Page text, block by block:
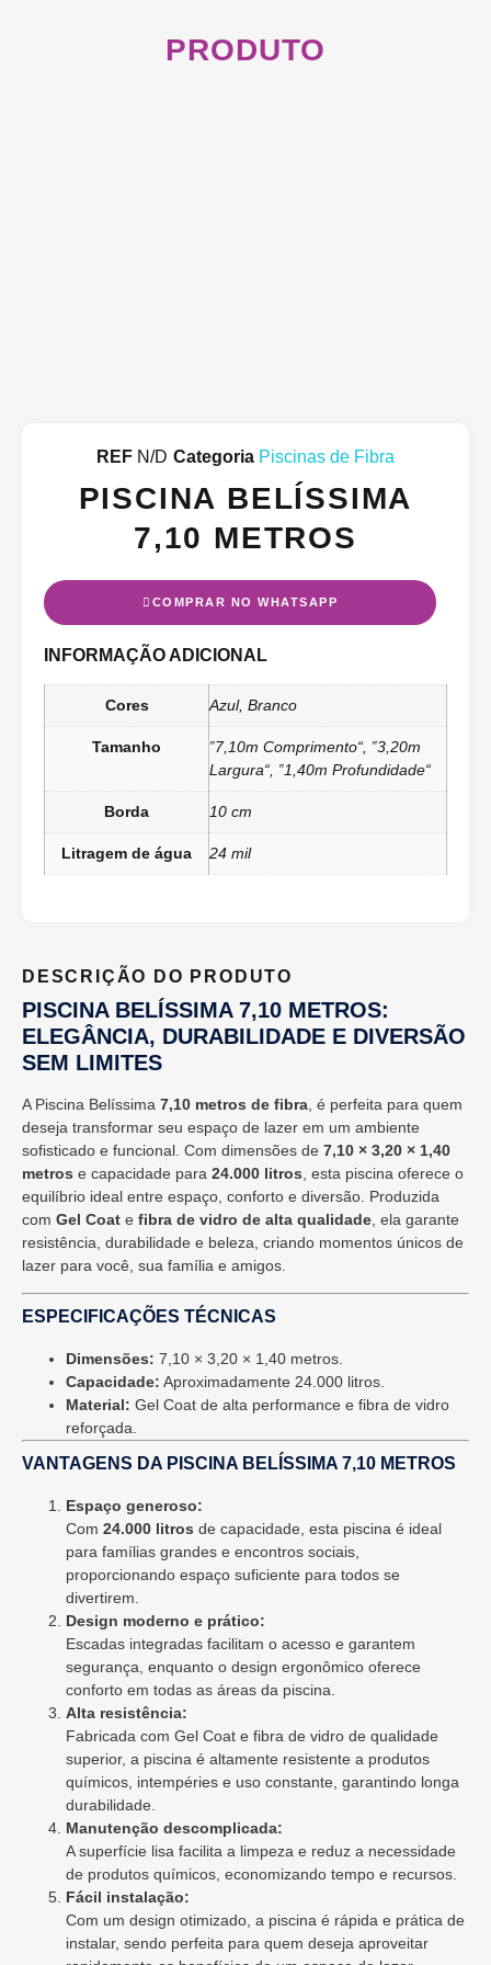
PRODUTO
REF N/D Categoria Piscinas de Fibra
PISCINA BELÍSSIMA
7,10 METROS
COMPRAR NO WHATSAPP
INFORMAÇÃO ADICIONAL
Cores Azul, Branco
Tamanho
‟7,10m Comprimento“, ‟3,20m
Largura“, ‟1,40m Profundidade“
Borda 10 cm
Litragem de água 24 mil
DESCRIÇÃO DO PRODUTO
PISCINA BELÍSSIMA 7,10 METROS:
ELEGÂNCIA, DURABILIDADE E DIVERSÃO
SEM LIMITES
A Piscina Belíssima 7,10 metros de fibra , é perfeita para quem
deseja transformar seu espaço de lazer em um ambiente
sofisticado e funcional. Com dimensões de 7,10 × 3,20 × 1,40
metros e capacidade para 24.000 litros , esta piscina oferece o
equilíbrio ideal entre espaço, conforto e diversão. Produzida
com Gel Coat e fibra de vidro de alta qualidade , ela garante
resistência, durabilidade e beleza, criando momentos únicos de
lazer para você, sua família e amigos.
ESPECIFICAÇÕES TÉCNICAS
Dimensões: 7,10 × 3,20 × 1,40 metros.
Capacidade: Aproximadamente 24.000 litros.
Material: Gel Coat de alta performance e fibra de vidro
reforçada.
VANTAGENS DA PISCINA BELÍSSIMA 7,10 METROS
Espaço generoso:
Com 24.000 litros de capacidade, esta piscina é ideal
para famílias grandes e encontros sociais,
proporcionando espaço suficiente para todos se
divertirem.
Design moderno e prático:
Escadas integradas facilitam o acesso e garantem
segurança, enquanto o design ergonômico oferece
conforto em todas as áreas da piscina.
Alta resistência:
Fabricada com Gel Coat e fibra de vidro de qualidade
superior, a piscina é altamente resistente a produtos
químicos, intempéries e uso constante, garantindo longa
durabilidade.
Manutenção descomplicada:
A superfície lisa facilita a limpeza e reduz a necessidade
de produtos químicos, economizando tempo e recursos.
Fácil instalação:
Com um design otimizado, a piscina é rápida e prática de
instalar, sendo perfeita para quem deseja aproveitar